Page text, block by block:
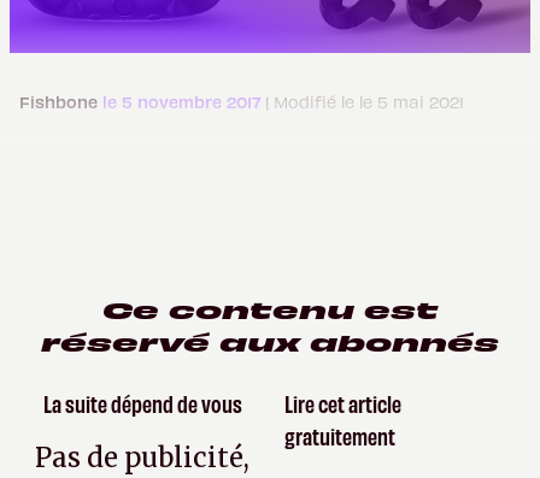
Fishbone le 5 novembre 2017 | Modifié le le 5 mai 2021
Ce contenu est
réservé aux abonnés
La suite dépend de vous
Pas de publicité,
Lire cet article
gratuitement